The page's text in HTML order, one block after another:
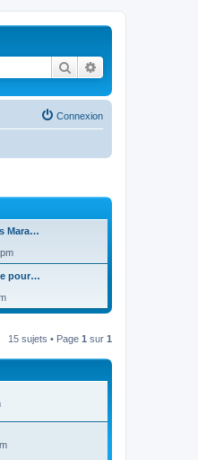
Rechercher
Connexion
Mara…
pour…
15 sujets • Page 1 sur 1